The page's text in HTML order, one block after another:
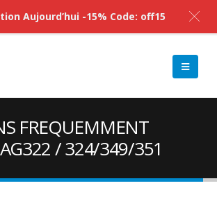
FREQUEMMENT
/ 324/349/351
Aujourd’hui -15% Code: off15